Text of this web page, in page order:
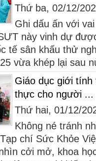
Thứ ba, 02/12/
Ghi dấu ấn với
này vinh dự
tế sân khấu thử
vừa khép lại sau
Giáo dục giới tính
thực cho người ...
Thứ hai, 01/12/
Không né tránh
chí Sức Khỏe
cởi mở, khoa